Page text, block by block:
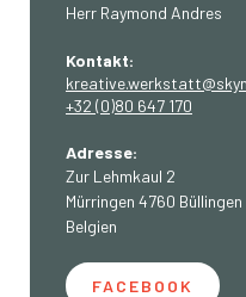
Herr Raymond Andres
Kontakt:
+32 (0)80 647 170
Adresse:
Zur Lehmkaul 2
Mürringen 4760 Büllingen
Belgien
FACEBOOK